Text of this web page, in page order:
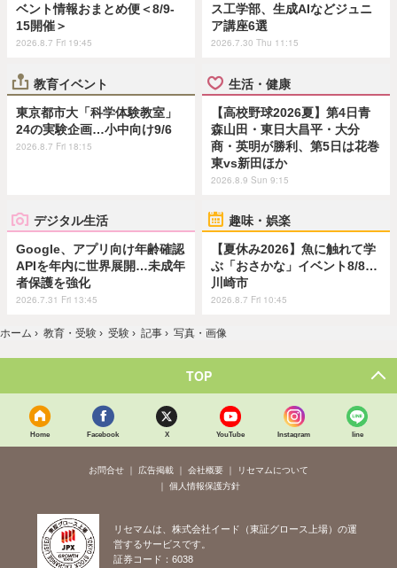
ベント情報おまとめ便＜8/9-
15開催＞
2026.8.7 Fri 19:45
ス工学部、生成AIなどジュニ
ア講座6選
2026.7.30 Thu 11:15
教育イベント
東京都市大「科学体験教室」
24の実験企画…小中向け9/6
2026.8.7 Fri 18:15
生活・健康
【高校野球2026夏】第4日青
森山田・東日大昌平・大分
商・英明が勝利、第5日は花巻
東vs新田ほか
2026.8.9 Sun 9:15
デジタル生活
Google、アプリ向け年齢確認
APIを年内に世界展開…未成年
者保護を強化
2026.7.31 Fri 13:45
趣味・娯楽
【夏休み2026】魚に触れて学
ぶ「おさかな」イベント8/8…
川崎市
2026.8.7 Fri 10:45
ホーム › 教育・受験 › 受験 › 記事 › 写真・画像
TOP
Home Facebook X YouTube Instagram line
お問合せ 広告掲載 会社概要
リセマムについて
個人情報保護方針
リセマムは、株式会社イード（東証グロース上場）の運
営するサービスです。
証券コード：6038